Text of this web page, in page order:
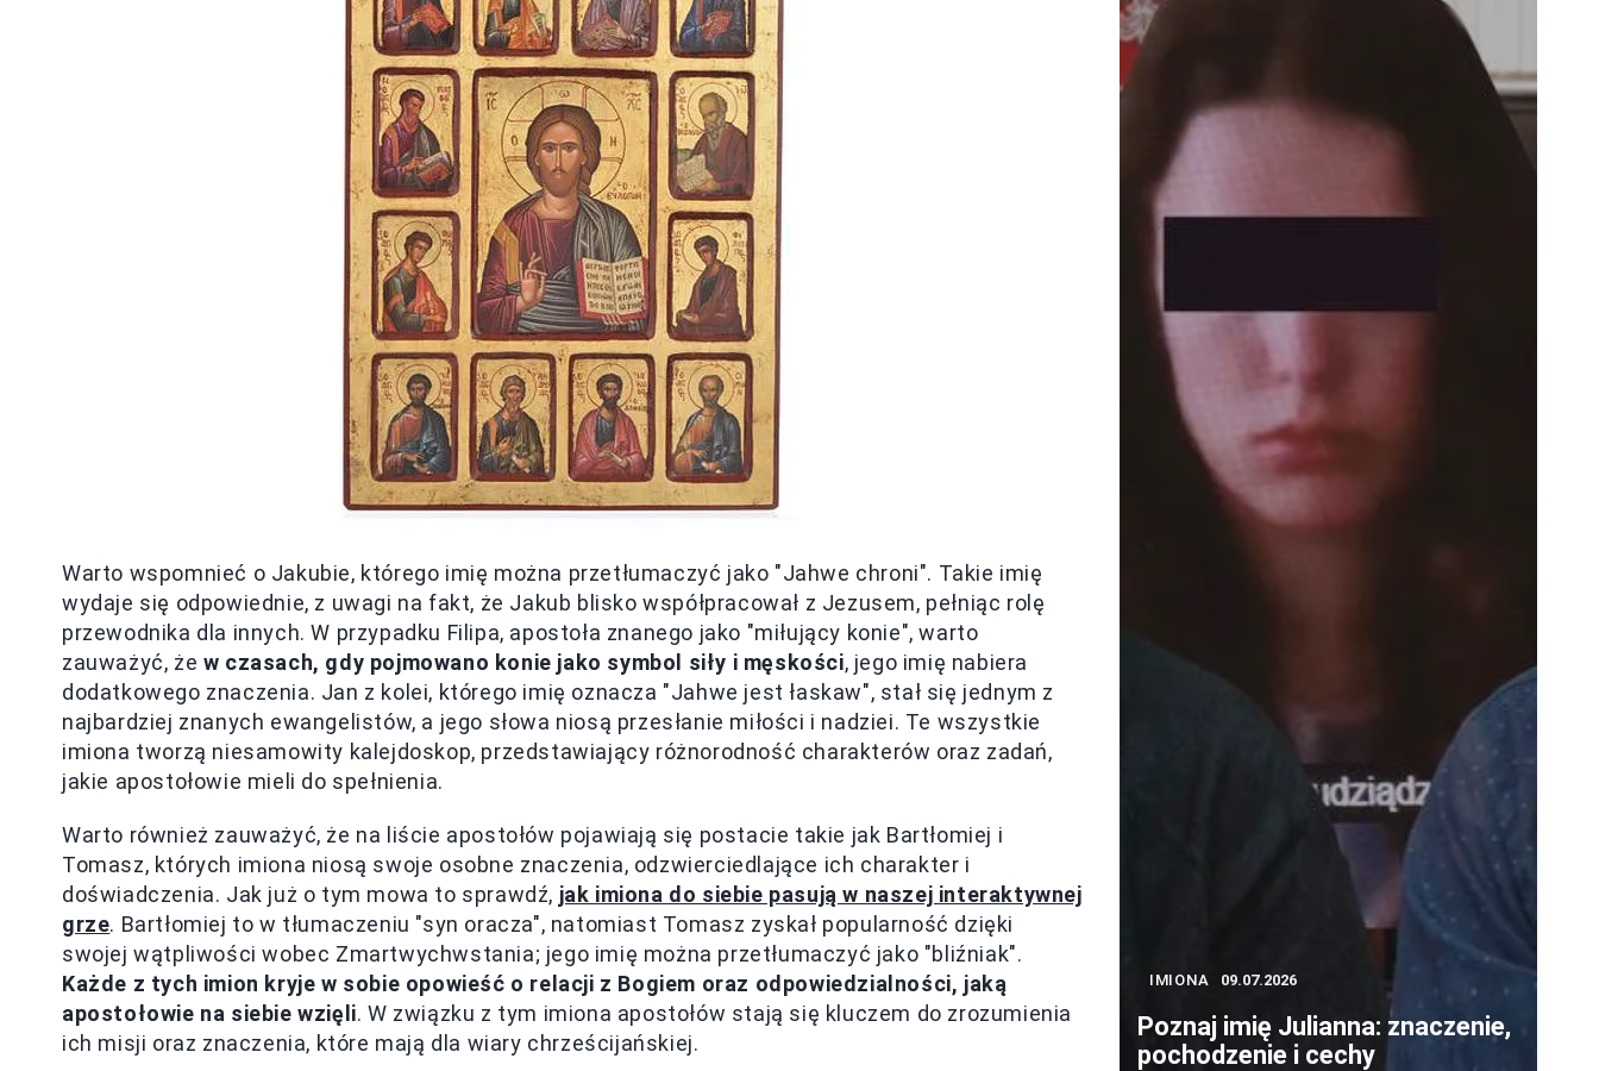
Warto wspomnieć o Jakubie, którego imię można przetłumaczyć jako "Jahwe chroni". Takie imię
wydaje się odpowiednie, z uwagi na fakt, że Jakub blisko współpracował z Jezusem, pełniąc rolę
przewodnika dla innych. W przypadku Filipa, apostoła znanego jako "miłujący konie", warto
zauważyć, że w czasach, gdy pojmowano konie jako symbol siły i męskości, jego imię nabiera
dodatkowego znaczenia. Jan z kolei, którego imię oznacza "Jahwe jest łaskaw", stał się jednym z
najbardziej znanych ewangelistów, a jego słowa niosą przesłanie miłości i nadziei. Te wszystkie
imiona tworzą niesamowity kalejdoskop, przedstawiający różnorodność charakterów oraz zadań,
jakie apostołowie mieli do spełnienia.
Warto również zauważyć, że na liście apostołów pojawiają się postacie takie jak Bartłomiej i
Tomasz, których imiona niosą swoje osobne znaczenia, odzwierciedlające ich charakter i
doświadczenia. Jak już o tym mowa to sprawdź, jak imiona do siebie pasują w naszej interaktywnej
grze. Bartłomiej to w tłumaczeniu "syn oracza", natomiast Tomasz zyskał popularność dzięki
swojej wątpliwości wobec Zmartwychwstania; jego imię można przetłumaczyć jako "bliźniak".
Każde z tych imion kryje w sobie opowieść o relacji z Bogiem oraz odpowiedzialności, jaką
apostołowie na siebie wzięli. W związku z tym imiona apostołów stają się kluczem do zrozumienia
ich misji oraz znaczenia, które mają dla wiary chrześcijańskiej.
IMIONA 09.07.2026
Poznaj imię Julianna: znaczenie,
pochodzenie i cechy